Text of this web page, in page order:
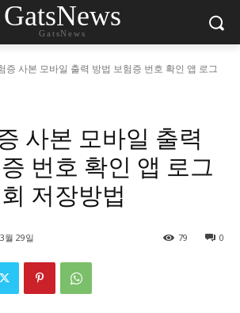
GatsNews
GatsNews
증 사본 모바일 출력 방법 보험증 번호 확인 앱 로그
사본 모바일 출력
번호 확인 앱 로그
저장방법
월 29일 0
79